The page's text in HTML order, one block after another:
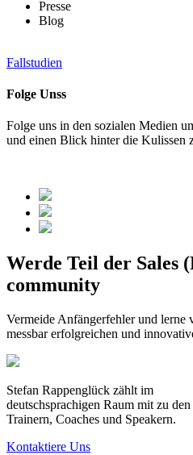
Presse
Blog
Fallstudien
Folge Unss
Folge uns in den sozialen Medien
und einen Blick hinter die Kulissen
Werde Teil der Sales
community
Vermeide Anfängerfehler und
messbar erfolgreichen und
Stefan Rappenglück zählt im
deutschsprachigen Raum mit zu
Trainern, Coaches und Speakern.
Kontaktiere Uns